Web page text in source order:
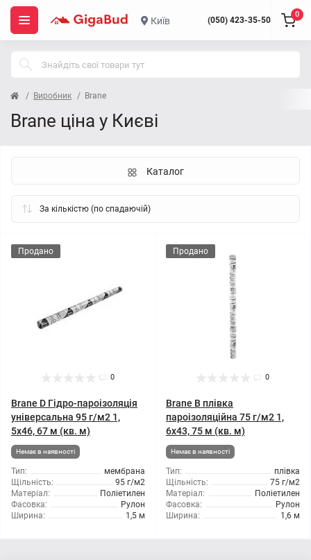
Київ (050) 423-35-50
0
Виробник Brane
Brane ціна у Києві
Каталог
Продано
0
Brane D Гідро-пароізоляція
універсальна 95 г/м2 1,
5x46, 67 м (кв. м)
Немає в наявності
Тип:
мембрана
Щільність:
95 г/м2
Матеріал:
Поліетилен
Фасовка:
Рулон
Ширина:
1,5 м
Продано
0
Brane B плівка
пароізоляційна 75 г/м2 1,
6x43, 75 м (кв. м)
Немає в наявності
Тип:
плівка
Щільність:
75 г/м2
Матеріал:
Поліетилен
Фасовка:
Рулон
Ширина:
1,6 м